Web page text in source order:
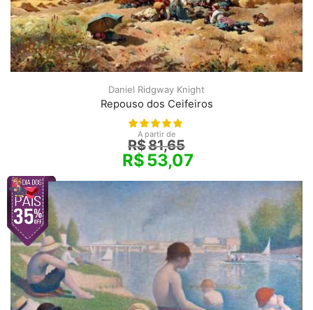
Daniel Ridgway Knight
Repouso dos Ceifeiros
A partir de
R$81,65
R$53,07